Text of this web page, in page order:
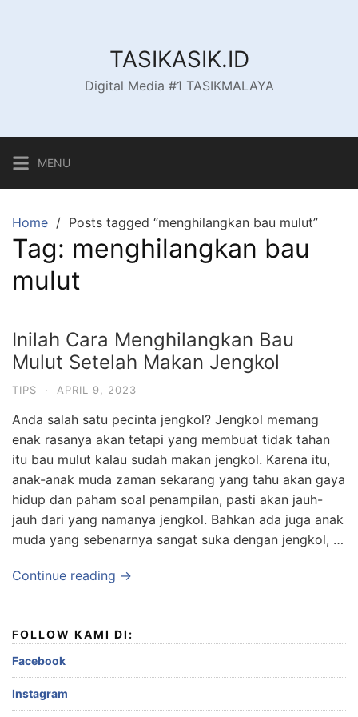
TASIKASIK.ID
Digital Media #1 TASIKMALAYA
MENU
Home Posts tagged “menghilangkan bau mulut”
Tag: menghilangkan bau
mulut
Inilah Cara Menghilangkan Bau
Mulut Setelah Makan Jengkol
TIPS · APRIL 9, 2023
Anda salah satu pecinta jengkol? Jengkol memang
enak rasanya akan tetapi yang membuat tidak tahan
itu bau mulut kalau sudah makan jengkol. Karena itu,
anak-anak muda zaman sekarang yang tahu akan gaya
hidup dan paham soal penampilan, pasti akan jauh-
jauh dari yang namanya jengkol. Bahkan ada juga anak
muda yang sebenarnya sangat suka dengan jengkol, …
Continue reading →
FOLLOW KAMI DI:
Facebook
Instagram